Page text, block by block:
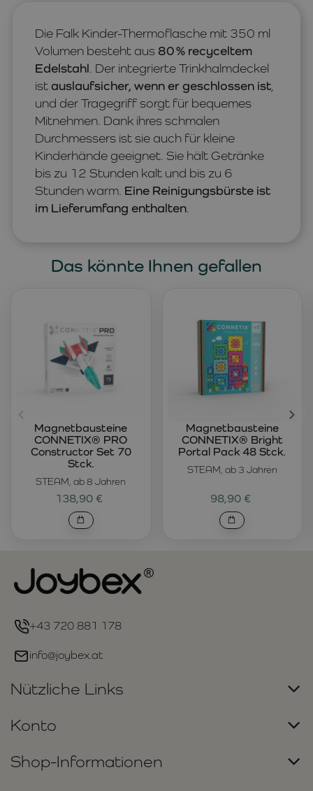
Die Falk Kinder-Thermoflasche mit 350 ml
Volumen besteht aus 80 % recyceltem
Edelstahl. Der integrierte Trinkhalmdeckel
istauslaufsicher, wenn er geschlossen ist,
und der Tragegriff sorgt für bequemes
Mitnehmen. Dank ihres schmalen
Durchmessers ist sie auch für kleine
Kinderhände geeignet. Sie hält Getränke
bis zu 12 Stunden kalt und bis zu 6
Stunden warm. Eine Reinigungsbürste ist
im Lieferumfang enthalten.
Das könnte Ihnen gefallen
STEAM, ab 8 Jahren
Magnetbausteine
CONNETIX® PRO
Constructor Set 70
Stck.
138,90 €
STEAM, ab 3 Jahren
Magnetbausteine
CONNETIX® Bright
Portal Pack 48 Stck.
98,90 €
+43 720 881 178
info@joybex.at
Nützliche Links
Konto
Shop-Informationen